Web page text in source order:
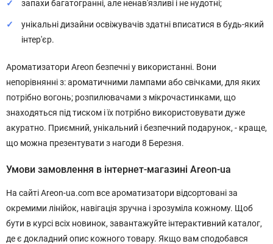
запахи багатогранні, але ненав'язливі і не нудотні;
унікальні дизайни освіжувачів здатні вписатися в будь-який
інтер'єр.
Ароматизатори Areon безпечні у використанні. Вони
непорівнянні з: ароматичними лампами або свічками, для яких
потрібно вогонь; розпилювачами з мікрочастинками, що
знаходяться під тиском і їх потрібно використовувати дуже
акуратно. Приємний, унікальний і безпечний подарунок, - краще,
що можна презентувати з нагоди 8 Березня.
Умови замовлення в інтернет-магазині Areon-ua
На сайті Areon-ua.com все ароматизатори відсортовані за
окремими лінійок, навігація зручна і зрозуміла кожному. Щоб
бути в курсі всіх новинок, завантажуйте інтерактивний каталог,
де є докладний опис кожного товару. Якщо вам сподобався